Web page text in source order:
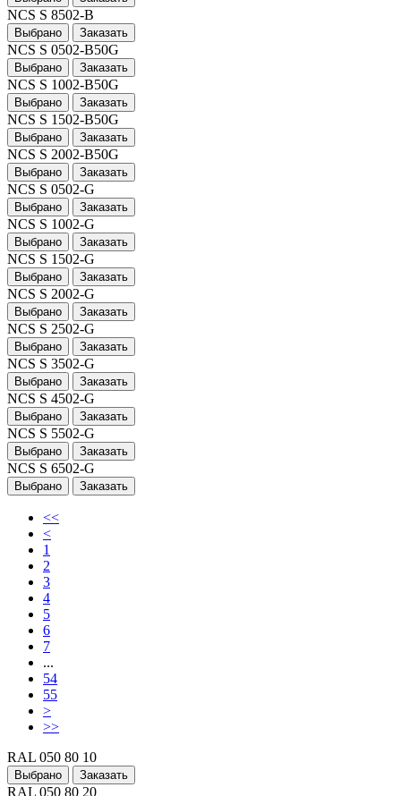
NCS S 8502-B
Выбрано Заказать
NCS S 0502-B50G
Выбрано Заказать
NCS S 1002-B50G
Выбрано Заказать
NCS S 1502-B50G
Выбрано Заказать
NCS S 2002-B50G
Выбрано Заказать
NCS S 0502-G
Выбрано Заказать
NCS S 1002-G
Выбрано Заказать
NCS S 1502-G
Выбрано Заказать
NCS S 2002-G
Выбрано Заказать
NCS S 2502-G
Выбрано Заказать
NCS S 3502-G
Выбрано Заказать
NCS S 4502-G
Выбрано Заказать
NCS S 5502-G
Выбрано Заказать
NCS S 6502-G
Выбрано Заказать
<<
<
1
2
3
4
5
6
7
...
54
55
>
>>
RAL 050 80 10
Выбрано Заказать
RAL 050 80 20